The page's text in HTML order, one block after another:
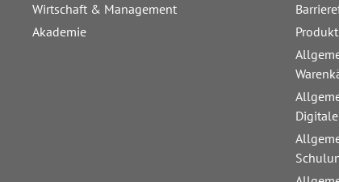
Wirtschaft & Management
Akademie